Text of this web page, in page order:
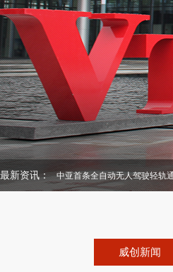
最新资讯： 中亚首条全自动无人驾驶轻轨
威创新闻